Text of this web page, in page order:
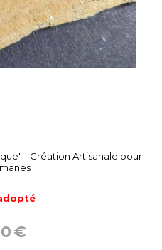
- Création Artisanale pour
€